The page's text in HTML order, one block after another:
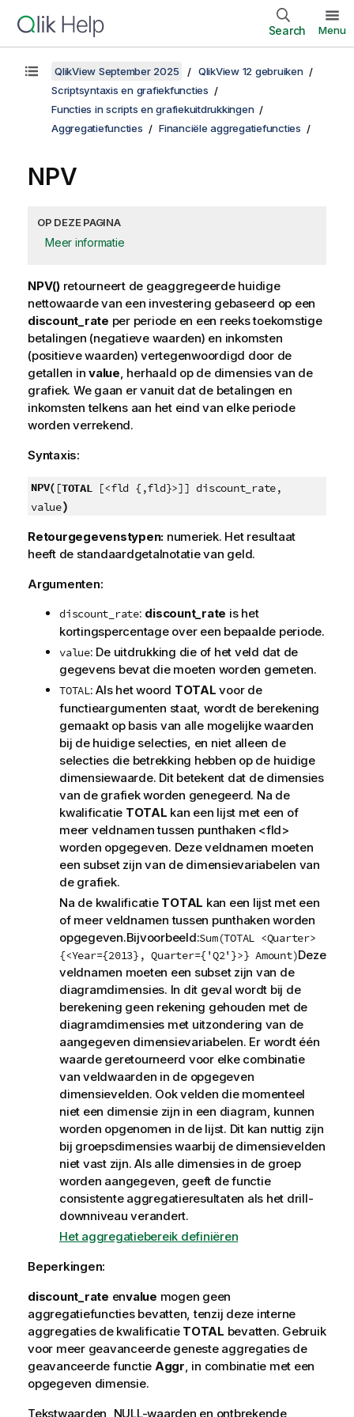
Search Menu
QlikView September 2025
QlikView 12 gebruiken
Scriptsyntaxis en grafiekfuncties
Functies in scripts en grafiekuitdrukkingen
Aggregatiefuncties
Financiële aggregatiefuncties
NPV
OP DEZE PAGINA
Meer informatie
NPV()retourneert de geaggregeerde huidige
nettowaarde van een investering gebaseerd op een
discount_rate per periode en een reeks toekomstige
betalingen (negatieve waarden) en inkomsten
(positieve waarden) vertegenwoordigd door de
getallen in value, herhaald op de dimensies van de
grafiek. We gaan er vanuit dat de betalingen en
inkomsten telkens aan het eind van elke periode
worden verrekend.
Syntaxis:
NPV( [TOTAL[<fld {,fld}>]] discount_rate,
value)
Retourgegevenstypen: numeriek. Het resultaat
heeft de standaardgetalnotatie van geld.
Argumenten:
discount_rate: discount_rate is het
kortingspercentage over een bepaalde periode.
value: De uitdrukking die of het veld dat de
gegevens bevat die moeten worden gemeten.
TOTAL: Als het woord TOTAL voor de
functieargumenten staat, wordt de berekening
gemaakt op basis van alle mogelijke waarden
bij de huidige selecties, en niet alleen de
selecties die betrekking hebben op de huidige
dimensiewaarde. Dit betekent dat de dimensies
van de grafiek worden genegeerd. Na de
kwalificatie TOTAL kan een lijst met een of
meer veldnamen tussen punthaken <fld>
worden opgegeven. Deze veldnamen moeten
een subset zijn van de dimensievariabelen van
de grafiek.
Na de kwalificatie TOTAL kan een lijst met een
of meer veldnamen tussen punthaken worden
opgegeven.Bijvoorbeeld:Sum(TOTAL <Quarter>
{<Year={2013}, Quarter={'Q2'}>} Amount)Deze
veldnamen moeten een subset zijn van de
diagramdimensies. In dit geval wordt bij de
berekening geen rekening gehouden met de
diagramdimensies met uitzondering van de
aangegeven dimensievariabelen. Er wordt één
waarde geretourneerd voor elke combinatie
van veldwaarden in de opgegeven
dimensievelden. Ook velden die momenteel
niet een dimensie zijn in een diagram, kunnen
worden opgenomen in de lijst. Dit kan nuttig zijn
bij groepsdimensies waarbij de dimensievelden
niet vast zijn. Als alle dimensies in de groep
worden aangegeven, geeft de functie
consistente aggregatieresultaten als het drill-
downniveau verandert.
Het aggregatiebereik definiëren
Beperkingen:
discount_rate envalue mogen geen
aggregatiefuncties bevatten, tenzij deze interne
aggregaties de kwalificatie TOTAL bevatten. Gebruik
voor meer geavanceerde geneste aggregaties de
geavanceerde functie Aggr, in combinatie met een
opgegeven dimensie.
Tekstwaarden, NULL-waarden en ontbrekende